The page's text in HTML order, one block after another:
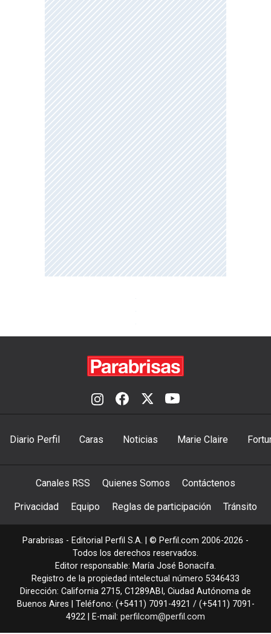
Diario Perfil Caras Noticias Marie Claire
Canales RSS Quienes Somos Contáctenos
Privacidad Equipo Reglas de participación Tránsito
Parabrisas - Editorial Perfil S.A. | © Perfil.com 2006-2026 -
Todos los derechos reservados.
Editor responsable: María José Bonacifa.
Registro de la propiedad intelectual número 5346433
Dirección: California 2715, C1289ABI , Ciudad Autónoma de
Buenos Aires | Teléfono: (+5411) 7091-4921 / (+5411) 7091-
4922 | E-mail: perfilcom@perfil.com